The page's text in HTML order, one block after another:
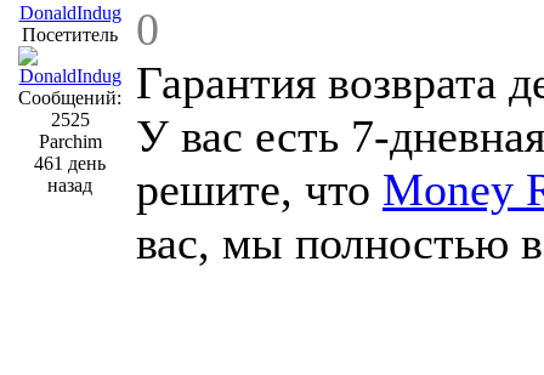
DonaldIndug
Посетитель
Сообщений:
2525
Parchim
461 день
назад
0
Гарантия возврата
У вас есть 7-
решите, что Money
вас, мы полностью